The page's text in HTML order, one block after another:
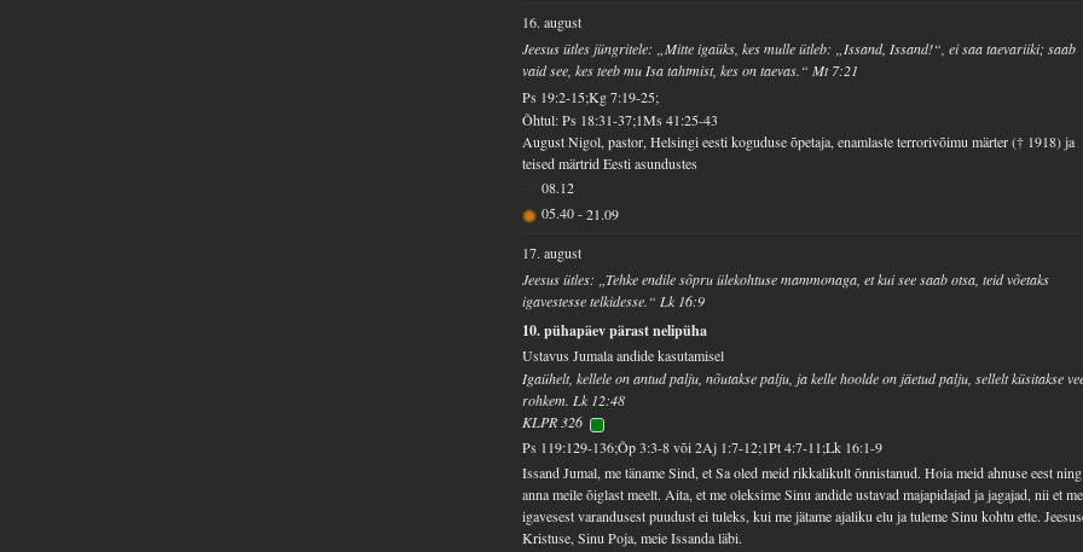
16. august
Jeesus ütles jüngritele: „Mitte igaüks, kes mulle ütleb: „Issand, Issand!“, ei saa taevariiki; saab
vaid see, kes teeb mu Isa tahtmist, kes on taevas.“ Mt 7:21
Ps 19:2-15;Kg 7:19-25;
Õhtul: Ps 18:31-37;1Ms 41:25-43
August Nigol, pastor, Helsingi eesti koguduse õpetaja, enamlaste terrorivõimu märter († 1918) ja
teised märtrid Eesti asundustes
08.12
05.40-21.09
17. august
Jeesus ütles: „Tehke endile sõpru ülekohtuse mammonaga, et kui see saab otsa, teid võetaks
igavestesse telkidesse.“ Lk 16:9
10. pühapäev pärast nelipüha
Ustavus Jumala andide kasutamisel
Igaühelt, kellele on antud palju, nõutakse palju, ja kelle hoolde on jäetud palju, sellelt küsitakse
rohkem. Lk 12:48
KLPR 326
Ps 119:129-136;Õp 3:3-8 või 2Aj 1:7-12;1Pt 4:7-11;Lk 16:1-9
Issand Jumal, me täname Sind, et Sa oled meid rikkalikult õnnistanud. Hoia meid ahnuse eest ning
anna meile õiglast meelt. Aita, et me oleksime Sinu andide ustavad majapidajad ja jagajad, nii et
igavesest varandusest puudust ei tuleks, kui me jätame ajaliku elu ja tuleme Sinu kohtu ette.
Kristuse, Sinu Poja, meie Issanda läbi.